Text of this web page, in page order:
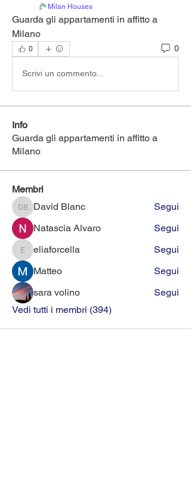
Milan Houses
Guarda gli appartamenti in affitto a
Milano
0 0
Scrivi un commento...
Info
Guarda gli appartamenti in affitto a
Milano
Membri
David Blanc
David Blanc
Segui
Natascia Alvaro
Segui
eliaforcella
eliaforcella
Segui
Matteo
Segui
sara volino
Segui
Vedi tutti i membri (394)